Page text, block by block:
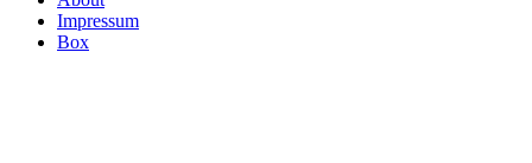
Impressum
Box